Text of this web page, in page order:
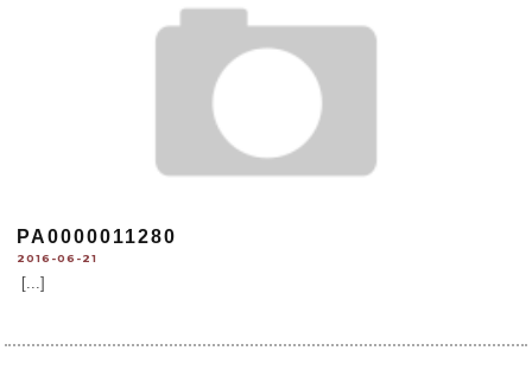
PA0000011280
2016-06-21
[...]